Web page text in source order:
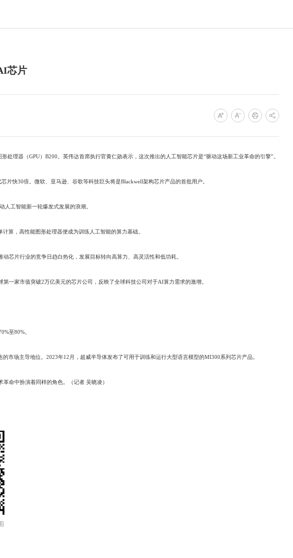
芯片
器（GPU）B200。英伟达首席执行官黄仁勋表示，这次推出的人工智能芯片是“驱动这场新工业革命的引擎”。
快30倍。微软、亚马逊、谷歌等科技巨头将是Blackwell架构芯片产品的首批用户。
工智能新一轮爆发式发展的浪潮。
，高性能图形处理器便成为训练人工智能的算力基础。
片行业的竞争日趋白热化，发展目标转向高算力、高灵活性和低功耗。
家市值突破2万亿美元的芯片公司，反映了全球科技公司对于AI算力需求的激增。
至80%。
场主导地位。2023年12月，超威半导体发布了可用于训练和运行大型语言模型的MI300系列芯片产品。
命中扮演着同样的角色。（记者 吴晓凌）